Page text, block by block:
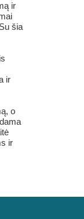
ir
šia
ir
o
ir